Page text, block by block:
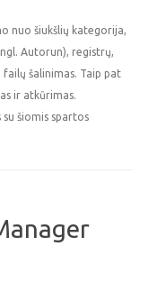
nuo šiukšlių kategorija,
Autorun), registrų,
šalinimas. Taip pat
ir atkūrimas.
šiomis spartos